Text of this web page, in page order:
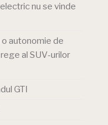
nu se vinde
autonomie de
al SUV-urilor
GTI